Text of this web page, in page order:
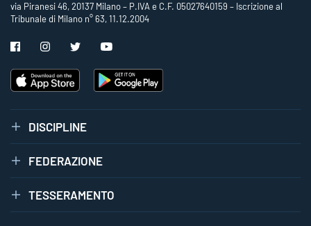
via Piranesi 46, 20137 Milano – P.IVA e C.F. 05027640159 – Iscrizione al
Tribunale di Milano n° 63, 11.12.2004
DISCIPLINE
FEDERAZIONE
TESSERAMENTO